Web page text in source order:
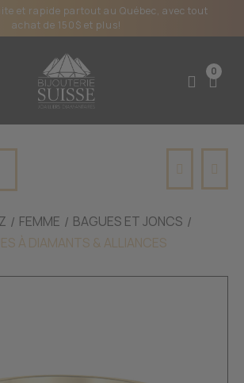
et rapide partout au Québec, avec tout
achat de 150$ et plus!
0
FEMME
BAGUES ET JONCS
À DIAMANTS & ALLIANCES